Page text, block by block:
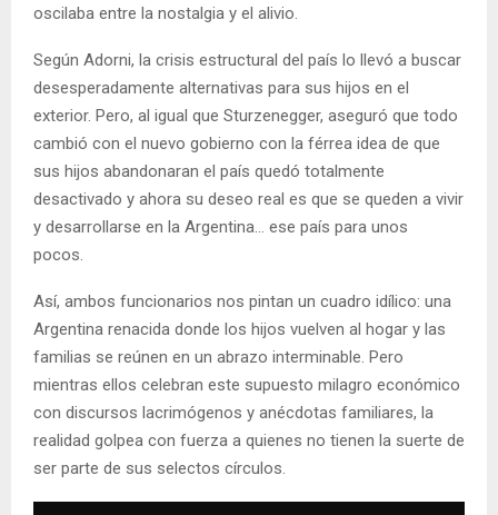
oscilaba entre la nostalgia y el alivio.
Según Adorni, la crisis estructural del país lo llevó a buscar
desesperadamente alternativas para sus hijos en el
exterior. Pero, al igual que Sturzenegger, aseguró que todo
cambió con el nuevo gobierno con la férrea idea de que
sus hijos abandonaran el país quedó totalmente
desactivado y ahora su deseo real es que se queden a vivir
y desarrollarse en la Argentina... ese país para unos
pocos.
Así, ambos funcionarios nos pintan un cuadro idílico: una
Argentina renacida donde los hijos vuelven al hogar y las
familias se reúnen en un abrazo interminable. Pero
mientras ellos celebran este supuesto milagro económico
con discursos lacrimógenos y anécdotas familiares, la
realidad golpea con fuerza a quienes no tienen la suerte de
ser parte de sus selectos círculos.